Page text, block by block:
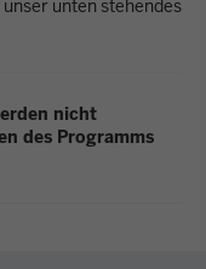
unten stehendes
nicht
des Programms